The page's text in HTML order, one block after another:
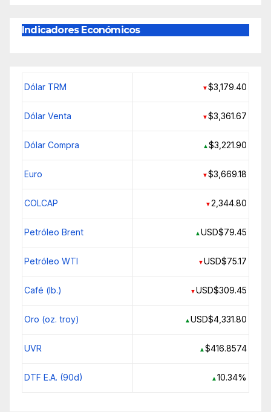
Indicadores Económicos
Dólar TRM ▼$3,179.40
Dólar Venta ▼$3,361.67
Dólar Compra ▲$3,221.90
Euro ▼$3,669.18
COLCAP ▼2,344.80
Petróleo Brent ▲USD$79.45
Petróleo WTI ▼USD$75.17
Café (lb.) ▼USD$309.45
Oro (oz. troy) ▲USD$4,331.80
UVR ▲$416.8574
DTF E.A. (90d) ▲10.34%